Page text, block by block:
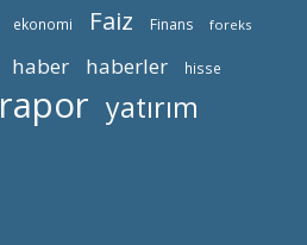
ekonomi Faiz Finans foreks
haber haberler hisse
rapor yatırım